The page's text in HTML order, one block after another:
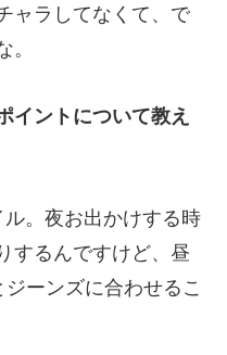
ャラしてなくて、で
イントについて教え
ル。夜お出かけする時
するんですけど、昼
ーンズに合わせるこ